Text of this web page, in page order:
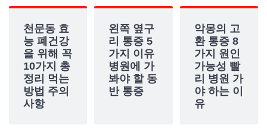
천문동 효
능 폐건강
을 위해 꼭
10가지 총
정리 먹는
방법 주의
사항
왼쪽 옆구
리 통증 5
가지 이유
병원에 가
봐야 할 동
반 통증
악몽의 고
환 통증 8
가지 원인
가능성 빨
리 병원 가
야 하는 이
유